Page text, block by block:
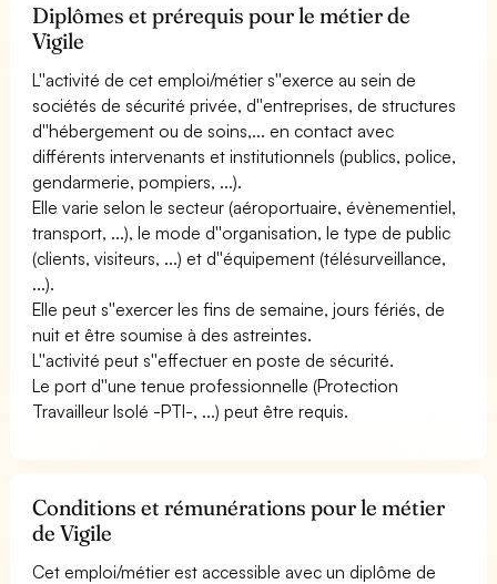
Diplômes et prérequis pour le métier de
Vigile
L''activité de cet emploi/métier s''exerce au sein de
sociétés de sécurité privée, d''entreprises, de structures
d''hébergement ou de soins,... en contact avec
différents intervenants et institutionnels (publics, police,
gendarmerie, pompiers, ...).
Elle varie selon le secteur (aéroportuaire, évènementiel,
transport, ...), le mode d''organisation, le type de public
(clients, visiteurs, ...) et d''équipement (télésurveillance,
...).
Elle peut s''exercer les fins de semaine, jours fériés, de
nuit et être soumise à des astreintes.
L''activité peut s''effectuer en poste de sécurité.
Le port d''une tenue professionnelle (Protection
Travailleur Isolé -PTI-, ...) peut être requis.
Conditions et rémunérations pour le métier
de Vigile
Cet emploi/métier est accessible avec un diplôme de